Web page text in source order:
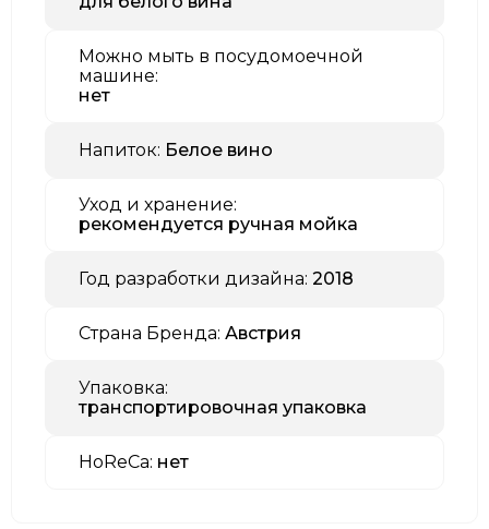
Можно мыть в посудомоечной
машине:
нет
Напиток: Белое вино
Уход и хранение:
рекомендуется ручная мойка
Год разработки дизайна: 2018
Страна Бренда: Австрия
Упаковка:
транспортировочная упаковка
HoReCa: нет